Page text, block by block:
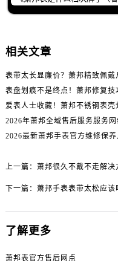
相关文章
上一篇： 萧邦很久不戴不走解决
下一篇： 萧邦手表表带太松应该
了解更多
萧邦表官方售后网点